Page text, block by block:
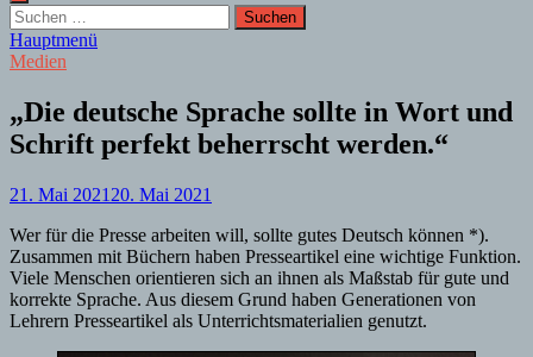
Suchen
nach:
Hauptmenü
Medien
„Die deutsche Sprache sollte in Wort und
Schrift perfekt beherrscht werden.“
21. Mai 2021 20. Mai 2021
Wer für die Presse arbeiten will, sollte gutes Deutsch können *).
Zusammen mit Büchern haben Presseartikel eine wichtige Funktion.
Viele Menschen orientieren sich an ihnen als Maßstab für gute und
korrekte Sprache. Aus diesem Grund haben Generationen von
Lehrern Presseartikel als Unterrichtsmaterialien genutzt.